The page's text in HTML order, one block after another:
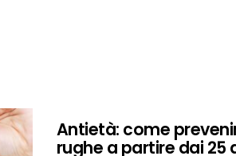
Antietà: come
rughe a partire dai 25